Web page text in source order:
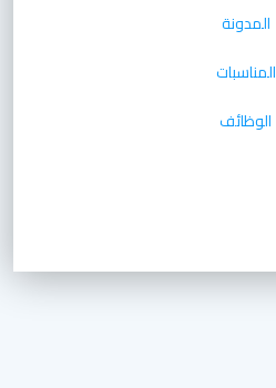
المدونة
المناسبات
الوظائف